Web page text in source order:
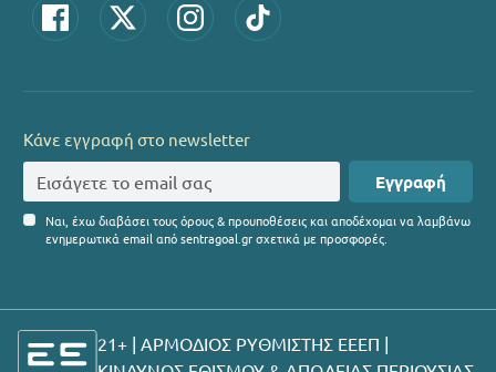
Κάνε εγγραφή στο newsletter
Εγγραφή
Ναι, έχω διαβάσει τους όρους & προυποθέσεις και αποδέχομαι να λαμβάνω
ενημερωτικά email από sentragoal.gr σχετικά με προσφορές.
21+ | ΑΡΜΟΔΙΟΣ ΡΥΘΜΙΣΤΗΣ ΕΕΕΠ |